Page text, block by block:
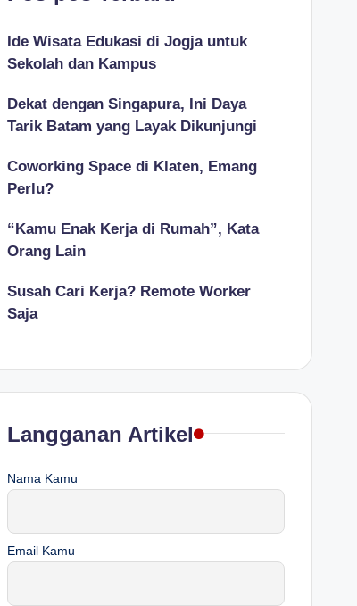
Ide Wisata Edukasi di Jogja untuk
Sekolah dan Kampus
Dekat dengan Singapura, Ini Daya
Tarik Batam yang Layak Dikunjungi
Coworking Space di Klaten, Emang
Perlu?
“Kamu Enak Kerja di Rumah”, Kata
Orang Lain
Susah Cari Kerja? Remote Worker
Saja
Langganan Artikel
Nama Kamu
Email Kamu